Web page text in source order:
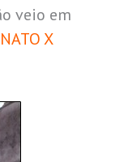
veio em
X